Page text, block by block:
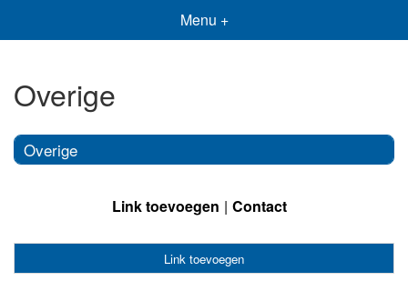
Menu +
Overige
Overige
Link toevoegen Contact
Link toevoegen